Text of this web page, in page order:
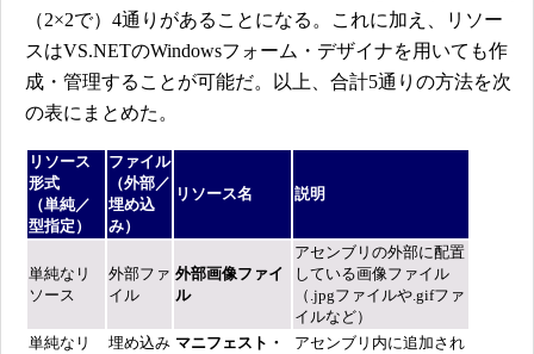
（2×2で）4通りがあることになる。これに加え、リソー
スはVS.NETのWindowsフォーム・デザイナを用いても作
成・管理することが可能だ。以上、合計5通りの方法を次
の表にまとめた。
リソース
形式
（単純／
型指定）
ファイル
（外部／
埋め込
み）
リソース名 説明
単純なリ
ソース
外部ファ
イル
外部画像ファイ
ル
アセンブリの外部に配置
している画像ファイル
（.jpgファイルや.gifファ
イルなど）
単純なリ
埋め込み マニフェスト・
アセンブリ内に追加され